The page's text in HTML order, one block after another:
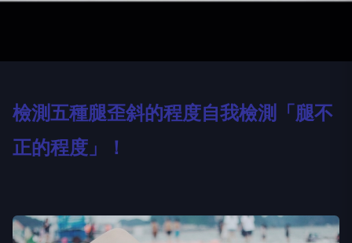
檢測五種腿歪斜的程度自我檢測「腿不
正的程度」！